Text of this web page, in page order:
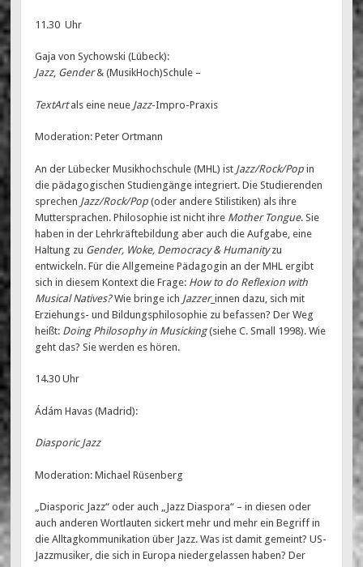
11.30 Uhr
Gaja von Sychowski (Lübeck):
Jazz, Gender& (MusikHoch)Schule –
TextArtals eine neue Jazz-Impro-Praxis
Moderation: Peter Ortmann
An der Lübecker Musikhochschule (MHL) ist Jazz/Rock/Pop in
die pädagogischen Studiengänge integriert. Die Studierenden
sprechen Jazz/Rock/Pop (oder andere Stilistiken) als ihre
Muttersprachen. Philosophie ist nicht ihre Mother Tongue. Sie
haben in der Lehrkräftebildung aber auch die Aufgabe, eine
Haltung zu Gender, Woke, Democracy & Humanityzu
entwickeln. Für die Allgemeine Pädagogin an der MHL ergibt
sich in diesem Kontext die Frage: How to do Reflexion with
Musical Natives?Wie bringe ich Jazzer_innen dazu, sich mit
Erziehungs- und Bildungsphilosophie zu befassen? Der Weg
heißt: Doing Philosophy in Musicking(siehe C. Small 1998). Wie
geht das? Sie werden es hören.
14.30 Uhr
Ádám Havas (Madrid):
Diasporic Jazz
Moderation: Michael Rüsenberg
„Diasporic Jazz“ oder auch „Jazz Diaspora“ – in diesen oder
auch anderen Wortlauten sickert mehr und mehr ein Begriff in
die Alltagkommunikation über Jazz. Was ist damit gemeint? US-
Jazzmusiker, die sich in Europa niedergelassen haben? Der